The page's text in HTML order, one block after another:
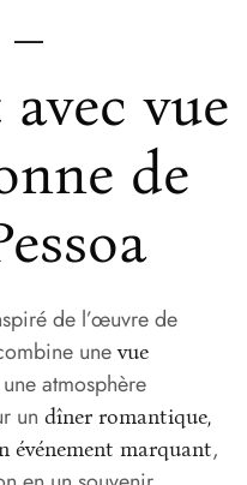
vue
de
de l’œuvre de
unevue
atmosphère
un dîner romantique,
événement marquant,